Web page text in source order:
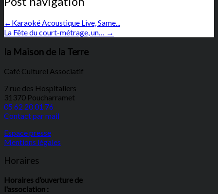
← Karaoké Acoustique Live, Same...
La Fête du court-métrage, un… →
la Maison de la Terre
Café Culturel Associatif
7 rue des Hospitaliers
31370 Poucharramet
05 62 20 01 76
Contact par mail
Espace presse
Mentions légales
Horaires
Horaires d’ouverture de
l'association :